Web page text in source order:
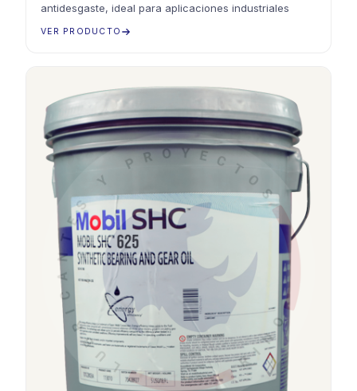
antidesgaste, ideal para aplicaciones industriales
VER PRODUCTO